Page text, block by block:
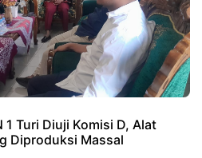
1 Turi Diuji Komisi D, Alat
Diproduksi Massal